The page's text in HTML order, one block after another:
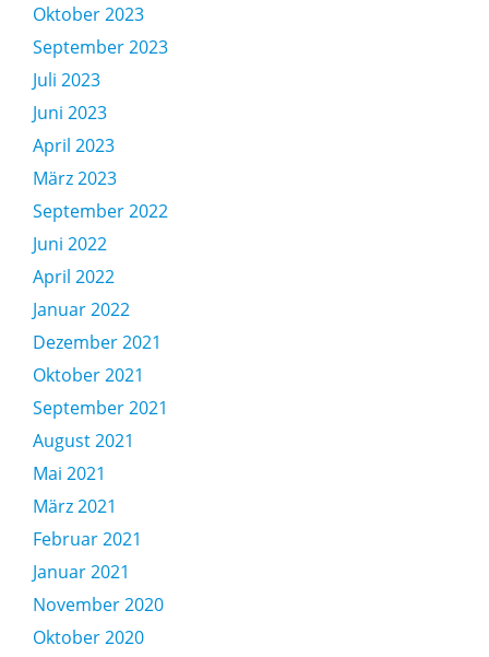
Oktober 2023
September 2023
Juli 2023
Juni 2023
April 2023
März 2023
September 2022
Juni 2022
April 2022
Januar 2022
Dezember 2021
Oktober 2021
September 2021
August 2021
Mai 2021
März 2021
Februar 2021
Januar 2021
November 2020
Oktober 2020